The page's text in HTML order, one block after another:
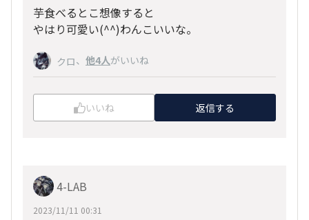
芋食べるとこ想像すると
やはり可愛い(^^)わんこいいな。
クロ、 他4人がいいね
いいね 返信する
4-LAB
2023/11/11 00:31